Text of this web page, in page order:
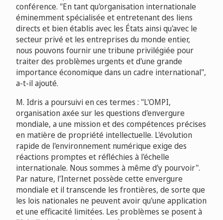
conférence. "En tant qu'organisation internationale
éminemment spécialisée et entretenant des liens
directs et bien établis avec les États ainsi qu'avec le
secteur privé et les entreprises du monde entier,
nous pouvons fournir une tribune privilégiée pour
traiter des problèmes urgents et d'une grande
importance économique dans un cadre international",
a-t-il ajouté.
M. Idris a poursuivi en ces termes : "L'OMPI,
organisation axée sur les questions d'envergure
mondiale, a une mission et des compétences précises
en matière de propriété intellectuelle. L'évolution
rapide de l'environnement numérique exige des
réactions promptes et réfléchies à l'échelle
internationale. Nous sommes à même d'y pourvoir".
Par nature, l'Internet possède cette envergure
mondiale et il transcende les frontières, de sorte que
les lois nationales ne peuvent avoir qu'une application
et une efficacité limitées. Les problèmes se posent à